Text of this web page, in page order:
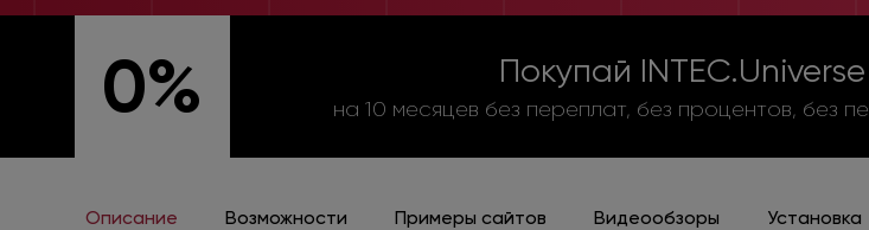
0% Покупай
на 10 месяцев без переплат, без процентов, без
Описание Возможности Примеры сайтов Видеообзоры Установка